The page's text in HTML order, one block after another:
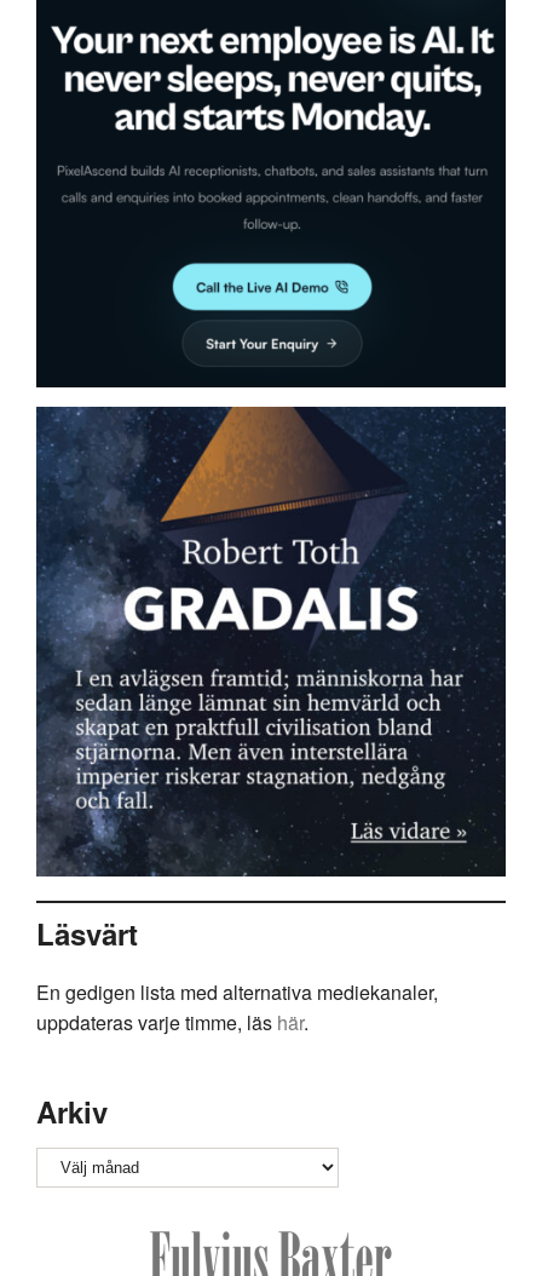
Läsvärt
En gedigen lista med alternativa mediekanaler,
uppdateras varje timme, läs här.
Arkiv
Arkiv